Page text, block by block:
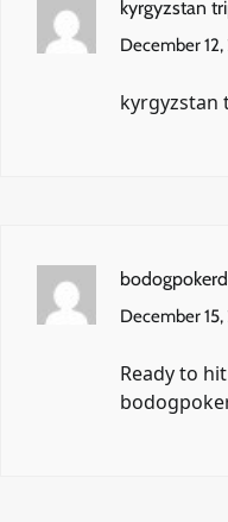
kyrgyzstan
December
kyrgyzstan
December
Ready to